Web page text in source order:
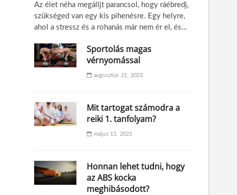
Az élet néha megálljt parancsol, hogy ráébredj,
szükséged van egy kis pihenésre. Egy helyre,
ahol a stressz és a rohanás már nem ér el, és…
Sportolás magas
vérnyomással
augusztus 21, 2023
Mit tartogat számodra a
reiki 1. tanfolyam?
május 13, 2023
Honnan lehet tudni, hogy
az ABS kocka
meghibásodott?